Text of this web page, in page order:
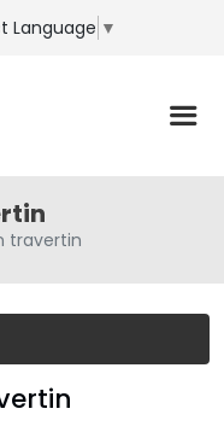
Language ▼
travertin